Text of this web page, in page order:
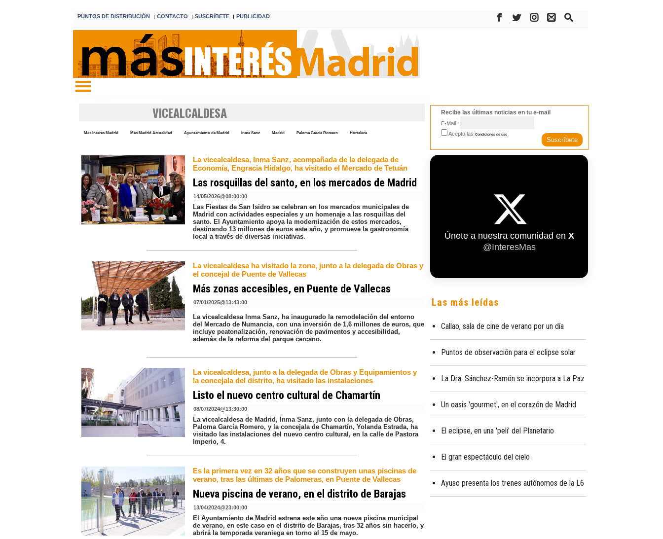
PUNTOS DE DISTRIBUCIÓN I CONTACTO I SUSCRíBETE I PUBLICIDAD
VICEALCALDESA
Mas Interes Madrid Más Madrid Actualidad Ayuntamiento de Madrid Inma Sanz Madrid Paloma García Romero Hortaleza
La vicealcaldesa, Inma Sanz, acompañada de la delegada de
Economía, Engracia Hidalgo, ha visitado el Mercado de Tetuán
Las rosquillas del santo, en los mercados de Madrid
14/05/2026@08:00:00
Las Fiestas de San Isidro se celebran en los mercados municipales de
Madrid con actividades especiales y un homenaje a las rosquillas del
santo. El Ayuntamiento apoya la modernización de estos mercados,
destinando 13 millones de euros este año, y promueve la gastronomía
local a través de diversas iniciativas.
La vicealcaldesa ha visitado la zona, junto a la delegada de Obras y
el concejal de Puente de Vallecas
Más zonas accesibles, en Puente de Vallecas
07/01/2025@13:43:00
La vicealcaldesa Inma Sanz, ha inaugurado la remodelación del entorno
del Mercado de Numancia, con una inversión de 1,6 millones de euros, que
incluye peatonalización, renovación de pavimentos y accesibilidad,
además de la reforma del parque cercano.
La vicealcaldesa, junto a la delegada de Obras y Equipamientos y
la concejala del distrito, ha visitado las instalaciones
Listo el nuevo centro cultural de Chamartín
08/07/2024@13:30:00
La vicealcaldesa de Madrid, Inma Sanz, junto con la delegada de Obras,
Paloma García Romero, y la concejala de Chamartín, Yolanda Estrada, ha
visitado las instalaciones del nuevo centro cultural, en la calle de Pastora
Imperio, 4.
Es la primera vez en 32 años que se construyen unas piscinas de
verano, tras las últimas de Palomeras, en Puente de Vallecas
Nueva piscina de verano, en el distrito de Barajas
13/04/2024@23:00:00
El Ayuntamiento de Madrid estrena este año una nueva piscina municipal
de verano, en este caso en el distrito de Barajas, tras 32 años sin hacerlo, y
abrirá la temporada veraniega en torno al 15 de mayo.
Recibe las últimas noticias en tu e-mail
E-Mail :
Acepto las Condiciones de uso
Únete a nuestra comunidad en X
@InteresMas
Las más leídas
Callao, sala de cine de verano por un día
Puntos de observación para el eclipse solar
La Dra. Sánchez-Ramón se incorpora a La Paz
Un oasis 'gourmet', en el corazón de Madrid
El eclipse, en una 'peli' del Planetario
El gran espectáculo del cielo
Ayuso presenta los trenes autónomos de la L6